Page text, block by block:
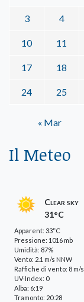
3 4
10 11
17 18
24 25
« Mar
Il Meteo
Clear sky
31°C
Apparent: 33°C
Pressione: 1016 mb
Umidità: 87%
Vento: 2.1 m/s NNW
Raffiche di vento: 8 m/s
UV-Index: 0
Alba: 6:19
Tramonto: 20:28